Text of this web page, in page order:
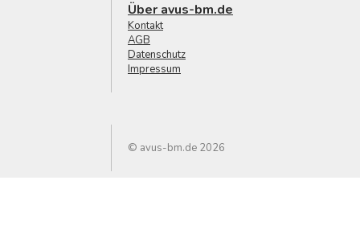
Über avus-bm.de
Kontakt
AGB
Datenschutz
Impressum
© avus-bm.de 2026